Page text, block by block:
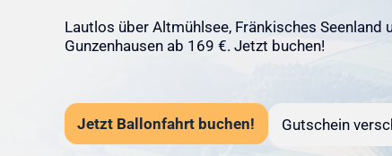
Lautlos über Altmühlsee, Fränkisches
Gunzenhausen ab 169 €. Jetzt buchen!
Jetzt Ballonfahrt buchen! Gutschein